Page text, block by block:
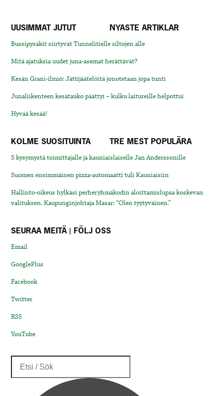
UUSIMMAT JUTUT NYASTE ARTIKLAR
Bussipysäkit siirtyvät Tunnelitielle siltojen alle
Mitä ajatuksia uudet juna-asemat herättävät?
Kesän Grani-ilmiö: Jättijäätelöitä jonotetaan jopa tunti
Junaliikenteen kesätauko päättyi – kulku laitureille helpottui
Hyvää kesää!
KOLME SUOSITUINTA TRE MEST POPULÄRA
5 kysymystä toimittajalle ja kauniaislaiselle Jan Anderssonille
Suomen ensimmäinen pizza-automaatti tuli Kauniaisiin
Hallinto-oikeus hylkäsi perheryhmäkodin aloittamislupaa koskevan
valituksen. Kaupunginjohtaja Masar: “Olen tyytyväinen.”
SEURAA MEITÄ | FÖLJ OSS
Email
GooglePlus
Facebook
Twitter
RSS
YouTube